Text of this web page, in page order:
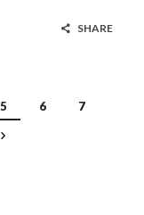
SHARE
5 6 7